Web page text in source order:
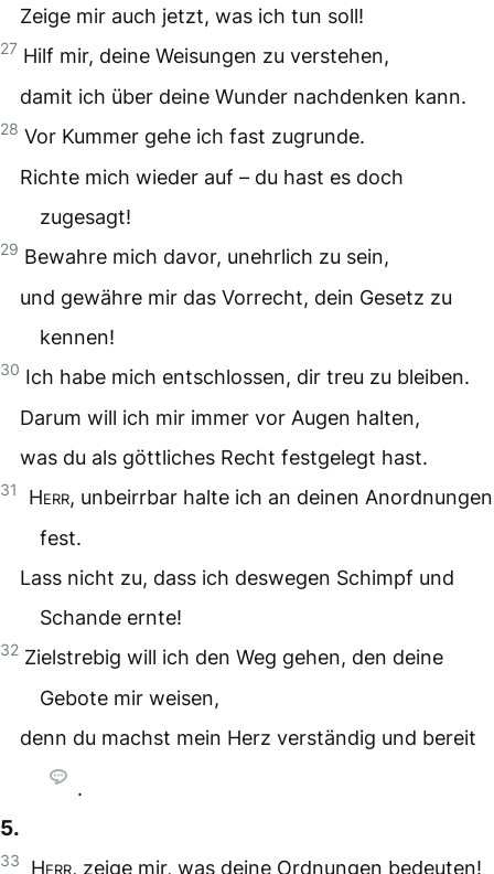
Zeige mir auch jetzt, was ich tun soll!
27 Hilf mir, deine Weisungen zu verstehen,
damit ich über deine Wunder nachdenken kann.
28 Vor Kummer gehe ich fast zugrunde.
Richte mich wieder auf – du hast es doch
zugesagt!
29 Bewahre mich davor, unehrlich zu sein,
und gewähre mir das Vorrecht, dein Gesetz zu
kennen!
30 Ich habe mich entschlossen, dir treu zu bleiben.
Darum will ich mir immer vor Augen halten,
was du als göttliches Recht festgelegt hast.
31 Herr, unbeirrbar halte ich an deinen Anordnungen
fest.
Lass nicht zu, dass ich deswegen Schimpf und
Schande ernte!
32 Zielstrebig will ich den Weg gehen, den deine
Gebote mir weisen,
denn du machst mein Herz verständig und bereit
.
5.
33 Herr, zeige mir, was deine Ordnungen bedeuten!